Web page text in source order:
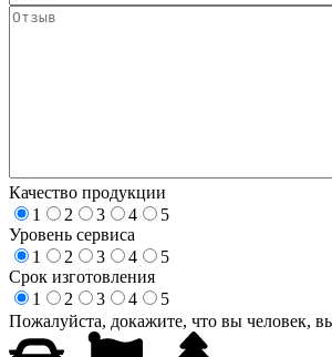
Качество продукции
1
2 3 4
5
Уровень сервиса
1
2 3 4
5
Срок изготовления
1
2 3 4
5
Пожалуйста, докажите, что вы человек,